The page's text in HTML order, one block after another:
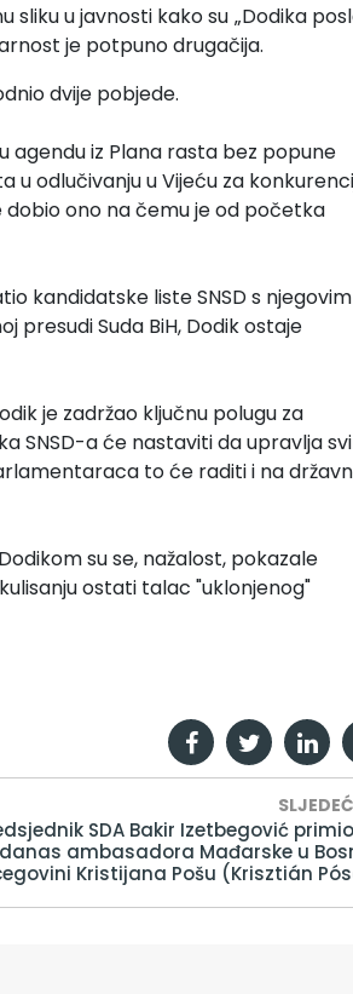
sliku u javnosti kako su „Dodika
je potpuno drugačija.
dvije pobjede.
agendu iz Plana rasta bez popune
u odlučivanju u Vijeću za
dobio ono na čemu je od početka
kandidatske liste SNSD s njegovim
presudi Suda BiH, Dodik ostaje
je zadržao ključnu polugu za
SNSD-a će nastaviti da upravlja
to će raditi i na
su se, nažalost, pokazale
ostati talac "uklonjenog"
SDA Bakir Izetbegović
danas ambasadora Mađarske u
Kristijana Pošu (Krisztián